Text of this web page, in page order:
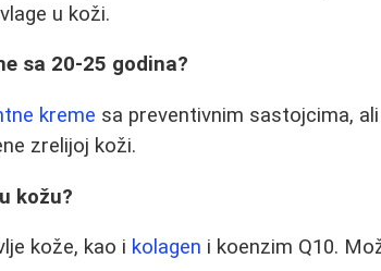
u koži.
sa 20-25 godina?
kreme sa preventivnim sastojcima,
zrelijoj koži.
kožu?
kože, kao i kolagen i koenzim Q10.